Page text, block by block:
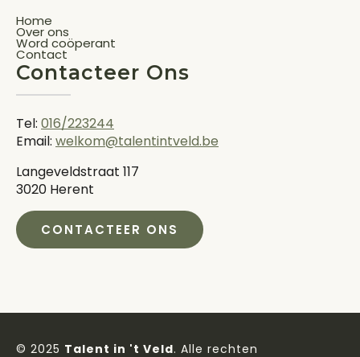
Home
Over ons
Word coöperant
Contact
Contacteer Ons
Tel: 016/223244
Email: welkom@talentintveld.be
Langeveldstraat 117
3020 Herent
CONTACTEER ONS
© 2025 Talent in 't Veld. Alle rechten